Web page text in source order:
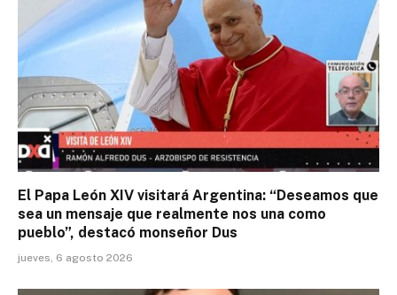
El Papa León XIV visitará Argentina: “Deseamos que
sea un mensaje que realmente nos una como
pueblo”, destacó monseñor Dus
jueves, 6 agosto 2026